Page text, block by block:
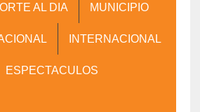
AL DIA MUNICIPIO
INTERNACIONAL
ESPECTACULOS